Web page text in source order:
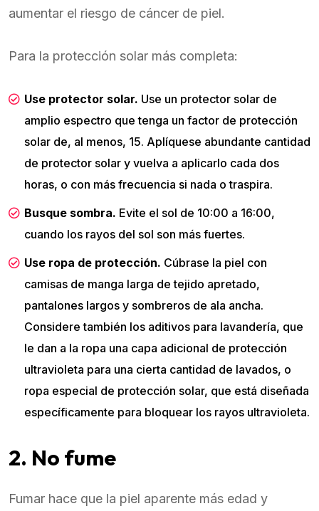
aumentar el riesgo de cáncer de piel.
Para la protección solar más completa:
Use protector solar. Use un protector solar de
amplio espectro que tenga un factor de protección
solar de, al menos, 15. Aplíquese abundante cantidad
de protector solar y vuelva a aplicarlo cada dos
horas, o con más frecuencia si nada o traspira.
Busque sombra. Evite el sol de 10:00 a 16:00,
cuando los rayos del sol son más fuertes.
Use ropa de protección. Cúbrase la piel con
camisas de manga larga de tejido apretado,
pantalones largos y sombreros de ala ancha.
Considere también los aditivos para lavandería, que
le dan a la ropa una capa adicional de protección
ultravioleta para una cierta cantidad de lavados, o
ropa especial de protección solar, que está diseñada
específicamente para bloquear los rayos ultravioleta.
2. No fume
Fumar hace que la piel aparente más edad y